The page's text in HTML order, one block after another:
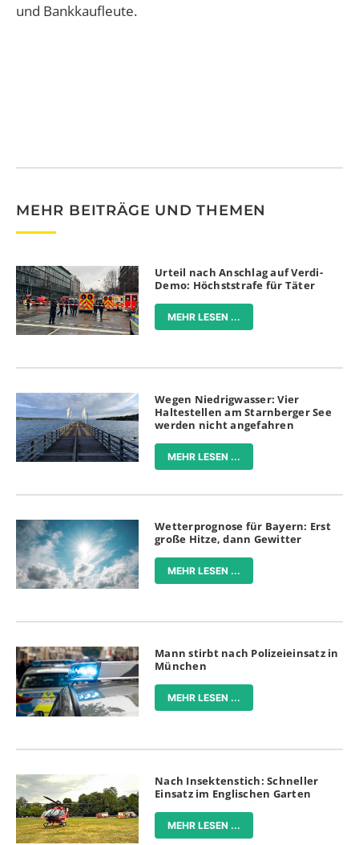
und Bankkaufleute.
MEHR BEITRÄGE UND THEMEN
Urteil nach Anschlag auf Verdi-
Demo: Höchststrafe für Täter
MEHR LESEN ...
Wegen Niedrigwasser: Vier
Haltestellen am Starnberger See
werden nicht angefahren
MEHR LESEN ...
Wetterprognose für Bayern: Erst
große Hitze, dann Gewitter
MEHR LESEN ...
Mann stirbt nach Polizeieinsatz in
München
MEHR LESEN ...
Nach Insektenstich: Schneller
Einsatz im Englischen Garten
MEHR LESEN ...